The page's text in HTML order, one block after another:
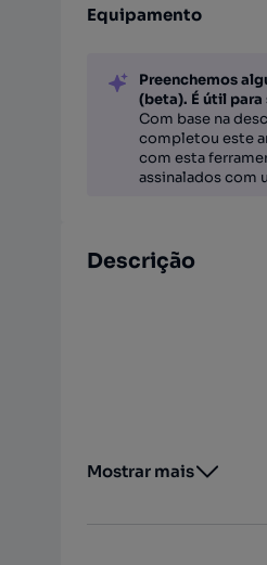
Equipamento
Preenchemos
(beta). É útil para
Com base na
completou este
com esta
assinalados com
Descrição
Mostrar mais